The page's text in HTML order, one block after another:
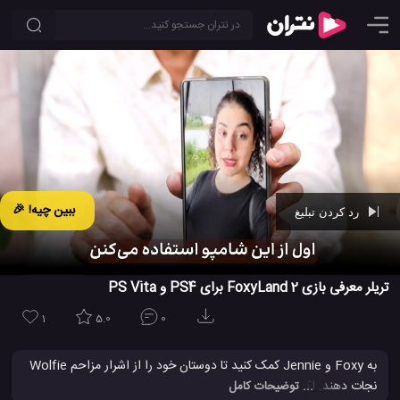
ببین چیه! 🎉
Ad -
تریلر معرفی بازی FoxyLand 2 برای PS4 و PS Vita
1 5.0 0
به Foxy و Jennie کمک کنید تا دوستان خود را از اشرار مزاحم Wolfie
نجات دهند. اکنون نجات کودکان سرزمین فاکسی بر عهده شماست! به
... توضیحات کامل